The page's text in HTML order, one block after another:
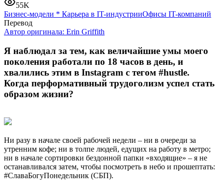
55K
Бизнес-модели * Карьера в IT-индустрииОфисы IT-компаний
Перевод
Автор оригинала: Erin Griffith
Я наблюдал за тем, как величайшие умы моего
поколения работали по 18 часов в день, и
хвалились этим в Instagram с тегом #hustle.
Когда перформативный трудоголизм успел стать
образом жизни?
Ни разу в начале своей рабочей недели – ни в очереди за
утренним кофе; ни в толпе людей, едущих на работу в метро;
ни в начале сортировки бездонной папки «входящие» – я не
останавливался затем, чтобы посмотреть в небо и прошептать:
#СлаваБогуПонедельник (СБП).